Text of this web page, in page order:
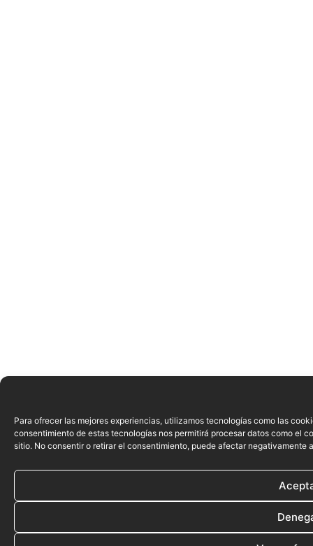
Para ofrecer las mejores experiencias, utilizamos tecnologías como las
consentimiento de estas tecnologías nos permitirá procesar datos como el
sitio. No consentir o retirar el consentimiento, puede afectar negativamente